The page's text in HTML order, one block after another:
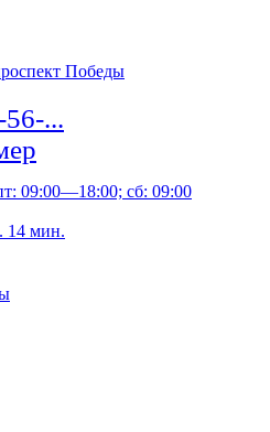
Победы
...
09:00—18:00; сб: 09:00
14 мин.